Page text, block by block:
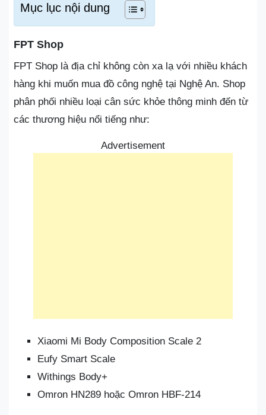
Mục lục nội dung
FPT Shop
FPT Shop là địa chỉ không còn xa lạ với nhiều khách
hàng khi muốn mua đồ công nghệ tại Nghệ An. Shop
phân phối nhiều loại cân sức khỏe thông minh đến từ
các thương hiệu nổi tiếng như:
Advertisement
Xiaomi Mi Body Composition Scale 2
Eufy Smart Scale
Withings Body+
Omron HN289 hoặc Omron HBF-214